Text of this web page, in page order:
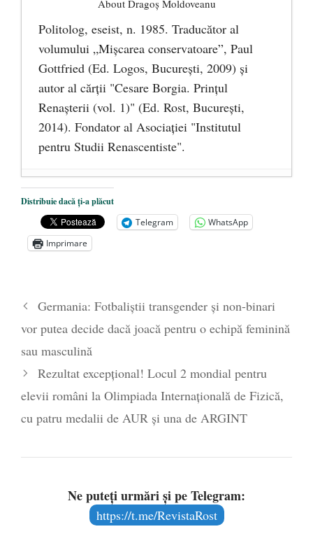
About Dragoş Moldoveanu
Politolog, eseist, n. 1985. Traducător al
volumului „Mişcarea conservatoare”, Paul
Gottfried (Ed. Logos, Bucureşti, 2009) şi
autor al cărţii "Cesare Borgia. Prinţul
Renaşterii (vol. 1)" (Ed. Rost, Bucureşti,
2014). Fondator al Asociaţiei "Institutul
pentru Studii Renascentiste".
Trebuie să mărturisim. Nu mai este timp
de pierdut!
- 1 august 2024
Un vot critic pentru viitorul Europei și al
fiecăruia dintre noi!
Distribuie dacă ți-a plăcut
Telegram
WhatsApp
Imprimare
Germania: Fotbaliştii transgender şi non-binari
vor putea decide dacă joacă pentru o echipă feminină
sau masculină
Rezultat excepțional! Locul 2 mondial pentru
elevii români la Olimpiada Internațională de Fizică,
cu patru medalii de AUR și una de ARGINT
Ne puteți urmări și pe Telegram:
https://t.me/RevistaRost